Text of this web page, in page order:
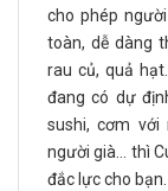
cho phép
toàn, dễ dàng
rau củ, quả
đang có dự
sushi, cơm với
người già... thì
đắc lực cho bạn.